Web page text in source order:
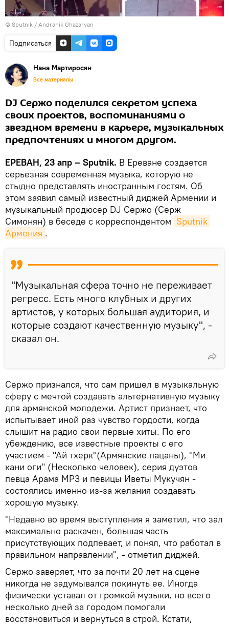
© Sputnik / Andranik Ghazaryan
Подписаться
Нана Мартиросян
Все материалы
DJ Сержо поделился секретом успеха
своих проектов, воспоминаниями о
звездном времени в карьере, музыкальных
предпочтениях и многом другом.
ЕРЕВАН, 23 апр – Sputnik. В Ереване создается
серьезная современная музыка, которую не
стыдно представлять иностранным гостям. Об
этом заявил самый известный диджей Армении и
музыкальный продюсер DJ Сержо (Серж
Симонян) в беседе с корреспондентом Sputnik
Армения .
"Музыкальная сфера точно не переживает
регресс. Есть много клубных и других
артистов, у которых большая аудитория, и
которые создают качественную музыку", -
сказал он.
Сержо признался, что сам пришел в музыкальную
сферу с мечтой создавать альтернативную музыку
для армянской молодежи. Артист признает, что
испытывает иной раз чувство гордости, когда
слышит на радио свои первые хиты. По его
убеждению, все известные проекты с его
участием - "Ай тхерк"(Армянские пацаны), "Ми
кани оги" (Несколько человек), серия дуэтов
певца Арама MP3 и певицы Иветы Мукучян -
состоялись именно из-за желания создавать
хорошую музыку.
"Недавно во время выступления я заметил, что зал
максимально раскачен, большая часть
присутствующих подпевает, и понял, что работал в
правильном направлении", - отметил диджей.
Сержо заверяет, что за почти 20 лет на сцене
никогда не задумывался покинуть ее. Иногда
физически уставал от громкой музыки, но всего
несколько дней за городом помогали
восстановиться и вернуться в строй. Кстати,